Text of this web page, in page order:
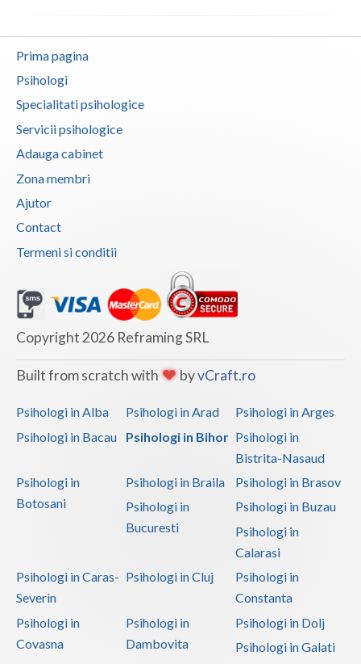
Prima pagina
Psihologi
Specialitati psihologice
Servicii psihologice
Adauga cabinet
Zona membri
Ajutor
Contact
Termeni si conditii
Copyright 2026 Reframing SRL
Built from scratch with byvCraft.ro
Psihologi in Alba Psihologi in Arad
Psihologi in Arges
Psihologi in Bacau
Psihologi in Bihor Psihologi in
Bistrita-Nasaud
Psihologi in
Botosani
Psihologi in Braila
Psihologi in Brasov
Psihologi in
Bucuresti
Psihologi in Buzau
Psihologi in
Calarasi
Psihologi in Caras-
Severin
Psihologi in Cluj
Psihologi in
Constanta
Psihologi in
Covasna
Psihologi in
Dambovita
Psihologi in Dolj
Psihologi in Galati